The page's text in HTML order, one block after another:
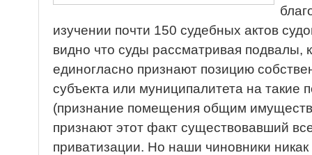
изучении почти 150 судебных актов
видно что суды рассматривая подвалы,
единогласно признают позицию
субъекта или муниципалитета на такие
(признание помещения общим
признают этот факт существовавший
приватизации. Но наши чиновники никак